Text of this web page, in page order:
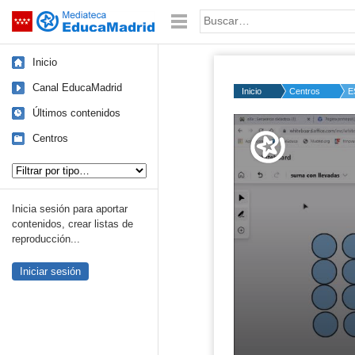
Saltar navegación Palabra o frase:
Inicio
Canal EducaMadrid
Últimos contenidos
Centros
Inicia sesión para aportar
contenidos, crear listas de
reproducción...
Iniciar sesión
Inicio Centros
Volume
50%